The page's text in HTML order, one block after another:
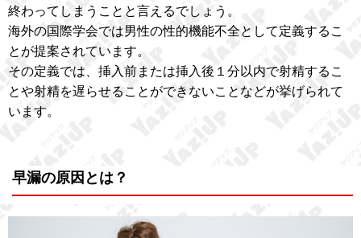
終わってしまうことと言えるでしょう。
海外の国際学会では男性の性的機能不全として定義するこ
とが提案されています。
その定義では、挿入前または挿入後１分以内で射精するこ
とや射精を遅らせることができないことなどが挙げられて
います。
早漏の原因とは？